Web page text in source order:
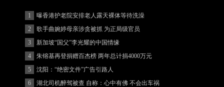
1
曝香港护老院安排老人露天裸体等待洗澡
2
歌手曲婉婷母亲涉贪被抓 为正局级官员
3
新加坡“国父”李光耀的中国情缘
4
朱镕基再登捐赠百杰榜 两年总计捐4000万元
5
沈阳：“绝密文件”广告引路人
6
湖北司机醉驾被查 自称：心中有佛 不会出车祸